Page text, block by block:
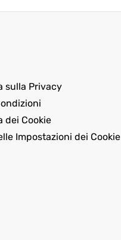
sulla Privacy
dei Cookie
Impostazioni dei Cookie